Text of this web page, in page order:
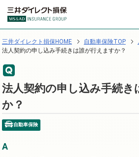
三井ダイレクト損保HOME 自動車保険TOP
法人契約の申し込み手続きは誰が行えますか？
法人契約の申し込み手続き
か？
自動車保険